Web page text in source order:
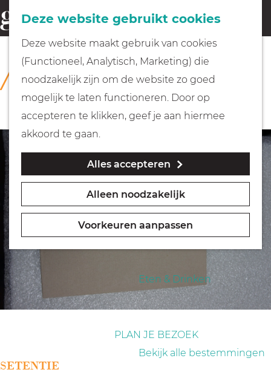
Deze website gebruikt cookies
Deze website maakt gebruik van cookies
(Functioneel, Analytisch, Marketing) die
noodzakelijk zijn om de website zo goed
mogelijk te laten functioneren. Door op
accepteren te klikken, geef je aan hiermee
akkoord te gaan.
Alles accepteren
Alleen noodzakelijk
Voorkeuren aanpassen
G
a
r
e
h
o
m
p
a
g
e
Fietsen
Wandelen
Geocachen
Naar het museum
Eten & Drinken
PLAN JE BEZOEK
Bekijk alle bestemmingen
o
e
k
e
n
COLLECTIE
Rijksmuseum Muiderslot
SETENTIE